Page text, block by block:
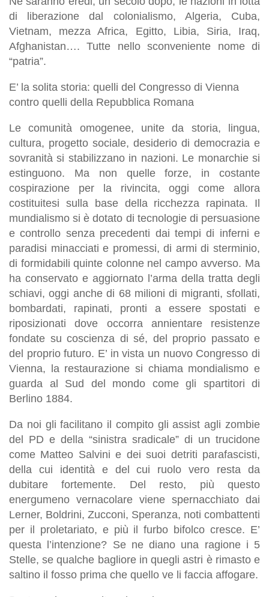
di liberazione dal colonialismo, Algeria, Cuba,
Vietnam, mezza Africa, Egitto, Libia, Siria, Iraq,
Afghanistan…. Tutte nello sconveniente nome di
“patria”.
E’ la solita storia: quelli del Congresso di Vienna
contro quelli della Repubblica Romana
Le comunità omogenee, unite da storia, lingua,
cultura, progetto sociale, desiderio di democrazia e
sovranità si stabilizzano in nazioni. Le monarchie si
estinguono. Ma non quelle forze, in costante
cospirazione per la rivincita, oggi come allora
costituitesi sulla base della ricchezza rapinata. Il
mundialismo si è dotato di tecnologie di persuasione
e controllo senza precedenti dai tempi di inferni e
paradisi minacciati e promessi, di armi di sterminio,
di formidabili quinte colonne nel campo avverso. Ma
ha conservato e aggiornato l’arma della tratta degli
schiavi, oggi anche di 68 milioni di migranti, sfollati,
bombardati, rapinati, pronti a essere spostati e
riposizionati dove occorra annientare resistenze
fondate su coscienza di sé, del proprio passato e
del proprio futuro. E’ in vista un nuovo Congresso di
Vienna, la restaurazione si chiama mondialismo e
guarda al Sud del mondo come gli spartitori di
Berlino 1884.
Da noi gli facilitano il compito gli assist agli zombie
del PD e della “sinistra sradicale” di un trucidone
come Matteo Salvini e dei suoi detriti parafascisti,
della cui identità e del cui ruolo vero resta da
dubitare fortemente. Del resto, più questo
energumeno vernacolare viene spernacchiato dai
Lerner, Boldrini, Zucconi, Speranza, noti combattenti
per il proletariato, e più il furbo bifolco cresce. E’
questa l’intenzione? Se ne diano una ragione i 5
Stelle, se qualche bagliore in quegli astri è rimasto e
saltino il fosso prima che quello ve li faccia affogare.